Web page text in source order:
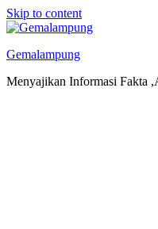
Skip to content
Gemalampung
Menyajikan Informasi Fakta